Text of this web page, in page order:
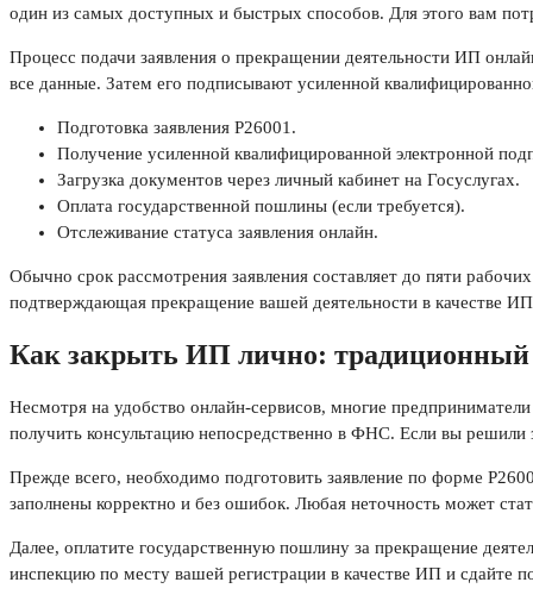
один из самых доступных и быстрых способов. Для этого вам
Процесс подачи заявления о прекращении деятельности ИП
все данные. Затем его подписывают усиленной
Подготовка заявления Р26001.
Получение усиленной квалифицированной электронной
Загрузка документов через личный кабинет на Госуслугах.
Оплата государственной пошлины (если требуется).
Отслеживание статуса заявления онлайн.
Обычно срок рассмотрения заявления составляет до пяти
подтверждающая прекращение вашей деятельности в качестве
Как закрыть ИП лично: традиционный
Несмотря на удобство онлайн-сервисов, многие
получить консультацию непосредственно в ФНС. Если вы
Прежде всего, необходимо подготовить заявление по форме
заполнены корректно и без ошибок. Любая неточность может
Далее, оплатите государственную пошлину за прекращение
инспекцию по месту вашей регистрации в качестве ИП и сдайте